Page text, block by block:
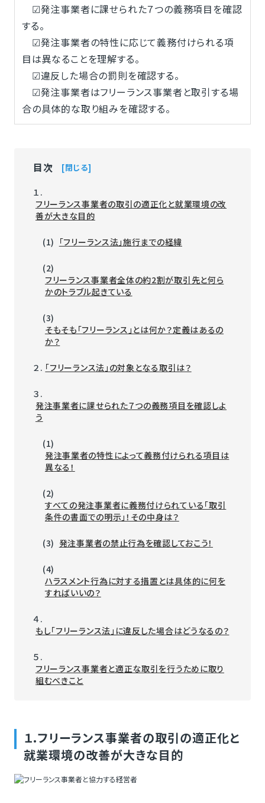
☑発注事業者に課せられた７つの義務項目を確認
する。
☑発注事業者の特性に応じて義務付けられる項
目は異なることを理解する。
☑違反した場合の罰則を確認する。
☑発注事業者はフリーランス事業者と取引する場
合の具体的な取り組みを確認する。
目次 閉じる
１.
フリーランス事業者の取引の適正化と就業環境の改
善が大きな目的
(1) 「フリーランス法」施行までの経緯
(2)
フリーランス事業者全体の約2割が取引先と何ら
かのトラブル起きている
(3)
そもそも「フリーランス」とは何か？定義はあるの
か？
２. 「フリーランス法」の対象となる取引は？
３.
発注事業者に課せられた７つの義務項目を確認しよ
う
(1)
発注事業者の特性によって義務付けられる項目は
異なる！
(2)
すべての発注事業者に義務付けられている「取引
条件の書面での明示」！その中身は？
(3) 発注事業者の禁止行為を確認しておこう！
(4)
ハラスメント行為に対する措置とは具体的に何を
すればいいの？
４.
もし「フリーランス法」に違反した場合はどうなるの？
５.
フリーランス事業者と適正な取引を行うために取り
組むべきこと
１.フリーランス事業者の取引の適正化と
就業環境の改善が大きな目的